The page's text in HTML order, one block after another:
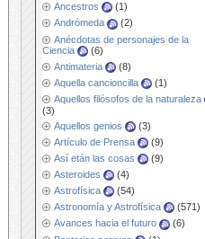
Ancestros
(1)
Andrómeda
(2)
Anécdotas de personajes de la
Ciencia
(6)
Antimateria
(8)
Aquella cancioncilla
(1)
Aquellos filósofos de la naturaleza
(3)
Aquellos genios
(3)
Artículo de Prensa
(9)
Así etán las cosas
(9)
Asteroides
(4)
Astrofísica
(54)
Astronomía y Astrofísica
(571)
Avances hacia el futuro
(6)